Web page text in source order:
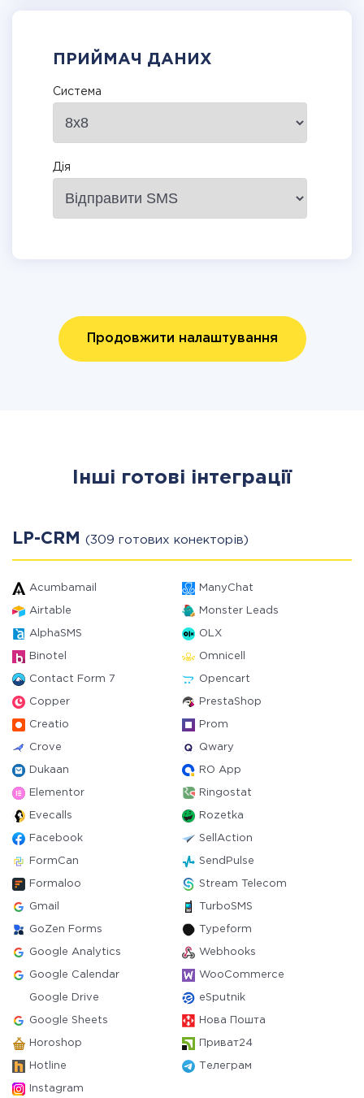
ПРИЙМАЧ ДАНИХ
Система
Дія
Продовжити налаштування
Інші готові інтеграції
LP-CRM (309 готових конекторів)
Acumbamail ManyChat
Airtable Monster Leads
AlphaSMS OLX
Binotel Omnicell
Contact Form 7 Opencart
Copper PrestaShop
Creatio Prom
Crove Qwary
Dukaan RO App
Elementor Ringostat
Evecalls Rozetka
Facebook SellAction
FormCan SendPulse
Formaloo Stream Telecom
Gmail TurboSMS
GoZen Forms Typeform
Google Analytics Webhooks
Google Calendar WooCommerce
Google Drive eSputnik
Google Sheets Нова Пошта
Horoshop Приват24
Hotline Телеграм
Instagram